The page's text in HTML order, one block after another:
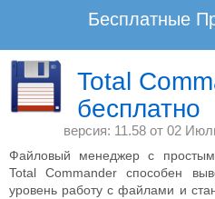
Бесплатные
Скачать бесплатные программы для
и XP.
Бесплатные
Total
бесплатно
версия: 11.58 от 02
Файловый менеджер с
Total Commander способен
уровень работу с файлами и